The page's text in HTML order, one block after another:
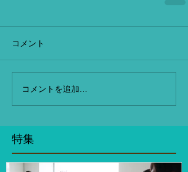
コメント
コメントを追加…
特集